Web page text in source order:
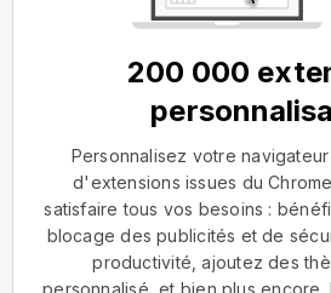
200 000
Personnalisez votre
d'extensions issues du
satisfaire tous vos besoins :
blocage des publicités et de
productivité, ajoutez des
personnalisé, et bien plus